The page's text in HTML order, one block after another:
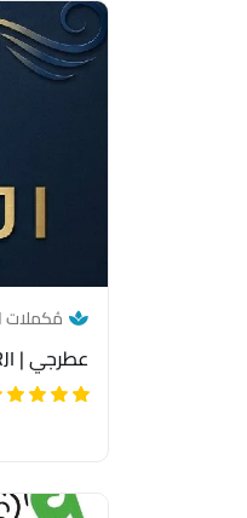
مُكملات
عطرجي | ATARJI